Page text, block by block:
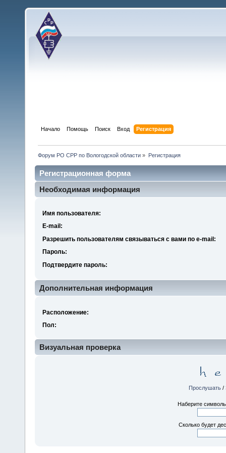
Начало Помощь Поиск Вход Регистрация
Форум РО СРР по Вологодской области » Регистрация
Регистрационная форма
Необходимая информация
Имя пользователя:
E-mail:
Разрешить пользователям связываться с вами по e-mail:
Пароль:
Подтвердите пароль:
Дополнительная информация
Расположение:
Пол:
Визуальная проверка
Прослушать/
Наберите
Сколько будет